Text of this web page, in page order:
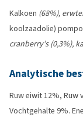
Kalkoen (68%),
koolzaadolie)
cranberry’s (0,3%),
Analytische
Ruw eiwit 12%, Ruw
Vochtgehalte 9%.